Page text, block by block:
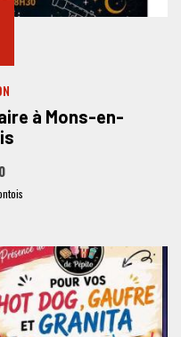
à Mons-en-